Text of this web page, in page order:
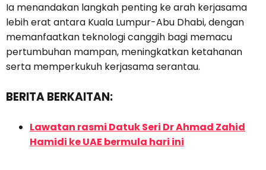
Ia menandakan langkah penting ke arah kerjasama
lebih erat antara Kuala Lumpur-Abu Dhabi, dengan
memanfaatkan teknologi canggih bagi memacu
pertumbuhan mampan, meningkatkan ketahanan
serta memperkukuh kerjasama serantau.
BERITA BERKAITAN:
Lawatan rasmi Datuk Seri Dr Ahmad Zahid
Hamidi ke UAE bermula hari ini